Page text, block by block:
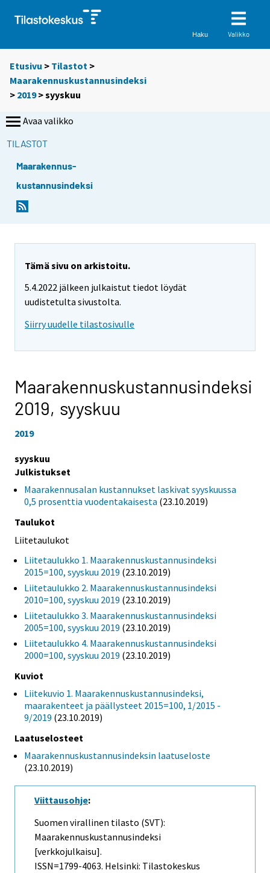
Haku Valikko
Etusivu > Tilastot >
Maarakennuskustannusindeksi
> 2019>syyskuu
Avaa valikko
TILASTOT
Maarakennus-
kustannusindeksi
Tämä sivu on arkistoitu.
5.4.2022 jälkeen julkaistut tiedot löydät
uudistetulta sivustolta.
Siirry uudelle tilastosivulle
Maarakennuskustannusindeksi
2019, syyskuu
2019
syyskuu
Julkistukset
Maarakennusalan kustannukset laskivat syyskuussa
0,5 prosenttia vuodentakaisesta (23.10.2019)
Taulukot
Liitetaulukot
Liitetaulukko 1. Maarakennuskustannusindeksi
2015=100, syyskuu 2019 (23.10.2019)
Liitetaulukko 2. Maarakennuskustannusindeksi
2010=100, syyskuu 2019 (23.10.2019)
Liitetaulukko 3. Maarakennuskustannusindeksi
2005=100, syyskuu 2019 (23.10.2019)
Liitetaulukko 4. Maarakennuskustannusindeksi
2000=100, syyskuu 2019 (23.10.2019)
Kuviot
Liitekuvio 1. Maarakennuskustannusindeksi,
maarakenteet ja päällysteet 2015=100, 1/2015 -
9/2019 (23.10.2019)
Laatuselosteet
Maarakennuskustannusindeksin laatuseloste
(23.10.2019)
Viittausohje:
Suomen virallinen tilasto (SVT):
Maarakennuskustannusindeksi
[verkkojulkaisu].
ISSN=1799-4063. Helsinki: Tilastokeskus